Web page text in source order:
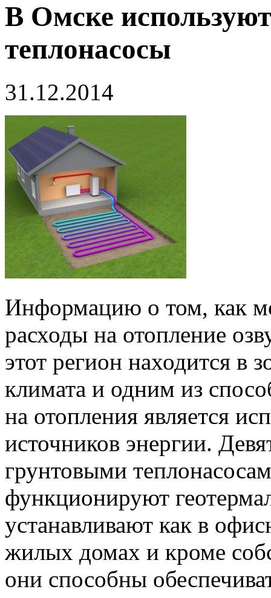
В Омске
теплонасосы
31.12.2014
Информацию о том, как
расходы на отопление
этот регион находится в
климата и одним из
на отопления является
источников энергии.
грунтовыми
функционируют
устанавливают как в
жилых домах и кроме
они способны